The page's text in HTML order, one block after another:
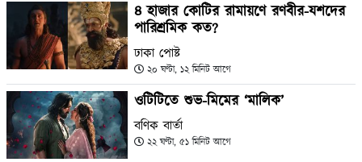
৪ হাজার কোটির রামায়ণে রণবীর-যশদের
পারিশ্রমিক কত?
ঢাকা পোষ্ট
২০ ঘণ্টা, ১২ মিনিট আগে
ওটিটিতে শুভ-মিমের ‘মালিক’
বণিক বার্তা
২২ ঘণ্টা, ৫১ মিনিট আগে